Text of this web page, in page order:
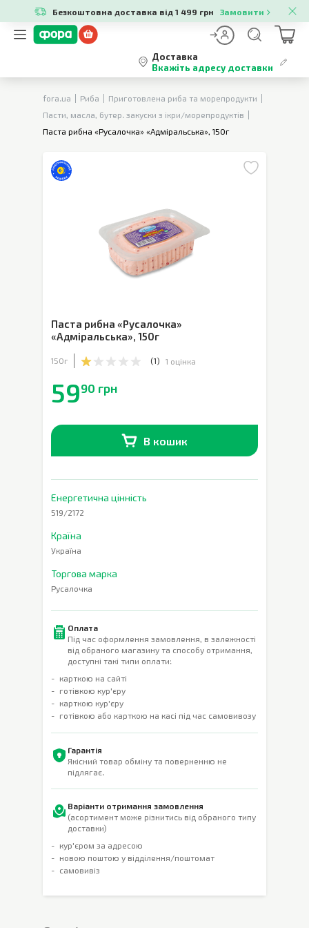
Безкоштовна доставка від 1 499 грн Замовити
Доставка
Вкажіть адресу доставки
fora.ua Риба
Приготовлена риба та морепродукти
Пасти, масла, бутер. закуски з ікри/морепродуктів
Паста рибна «Русалочка» «Адміральська», 150г
Паста рибна «Русалочка»
«Адміральська», 150г
150г (1) 1 оцінка
5990 грн
В кошик
Енергетична цінність
519/2172
Країна
Україна
Торгова марка
Русалочка
Оплата
Під час оформлення замовлення, в залежності
від обраного магазину та способу отримання,
доступні такі типи оплати:
карткою на сайті
готівкою кур'єру
карткою кур'єру
готівкою або карткою на касі під час самовивозу
Гарантія
Якісний товар обміну та поверненню не
підлягає.
Варіанти отримання замовлення
(асортимент може різнитись від обраного типу
доставки)
кур'єром за адресою
новою поштою у відділення/поштомат
самовивіз